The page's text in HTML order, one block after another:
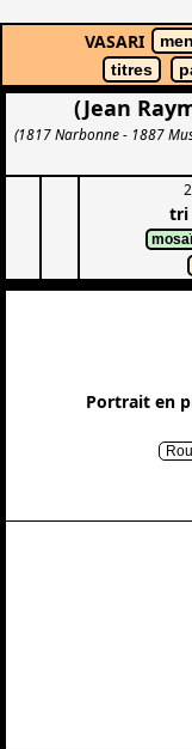
VASARI
titres
(Jean
(1817 Narbonne - 1887
tri
Portrait en